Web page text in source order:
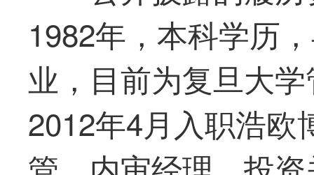
1982年，本科学历
业，目前为复旦大
2012年4月入职浩欧